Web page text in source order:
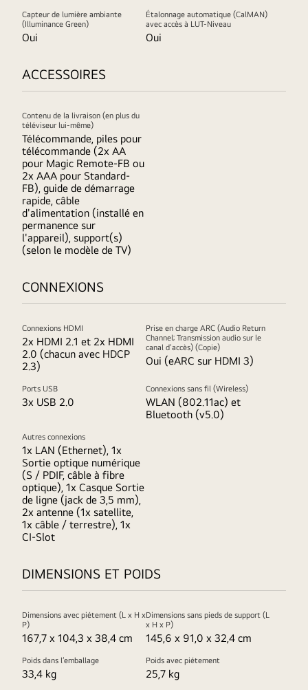
Capteur de lumière ambiante
(Illuminance Green)
Oui
Étalonnage automatique (CalMAN)
avec accès à LUT-Niveau
Oui
ACCESSOIRES
Contenu de la livraison (en plus du
téléviseur lui-même)
Télécommande, piles pour
télécommande (2x AA
pour Magic Remote-FB ou
2x AAA pour Standard-
FB), guide de démarrage
rapide, câble
d'alimentation (installé en
permanence sur
l'appareil), support(s)
(selon le modèle de TV)
CONNEXIONS
Connexions HDMI
2x HDMI 2.1 et 2x HDMI
2.0 (chacun avec HDCP
2.3)
Prise en charge ARC (Audio Return
Channel; Transmission audio sur le
canal d’accès) (Copie)
Oui (eARC sur HDMI 3)
Ports USB
3x USB 2.0
Connexions sans fil (Wireless)
WLAN (802.11ac) et
Bluetooth (v5.0)
Autres connexions
1x LAN (Ethernet), 1x
Sortie optique numérique
(S / PDIF, câble à fibre
optique), 1x Casque Sortie
de ligne (jack de 3,5 mm),
2x antenne (1x satellite,
1x câble / terrestre), 1x
CI-Slot
DIMENSIONS ET POIDS
Dimensions avec piétement (L x H x
P)
167,7 x 104,3 x 38,4 cm
Dimensions sans pieds de support (L
x H x P)
145,6 x 91,0 x 32,4 cm
Poids dans l’emballage
33,4 kg
Poids avec piétement
25,7 kg